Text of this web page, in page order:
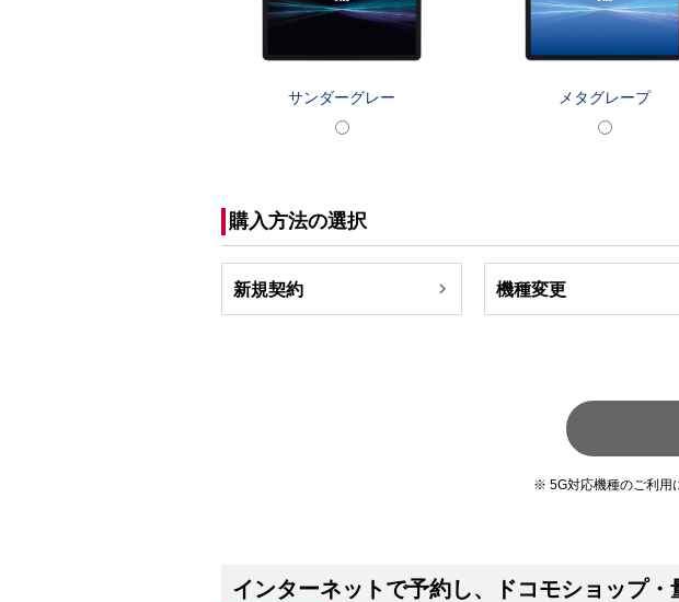
サンダーグレー メタグレープ
購入方法の選択
新規契約  機種変更
5G対応機種のご利用
インターネットで予約し、ドコモショップ・